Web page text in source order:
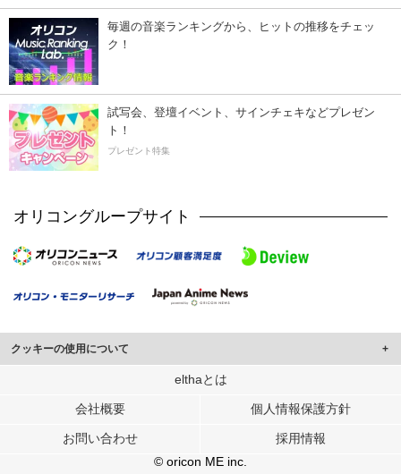
毎週の音楽ランキングから、ヒットの推移をチェッ
ク！
試写会、登壇イベント、サインチェキなどプレゼン
ト！
プレゼント特集
オリコングループサイト
クッキーの使用について
このサイトでは Cookie を使用して、ユーザーに合わせたコンテンツや広告の
行っています。
メディアや広告配信、データ解析の各パートナーに提供しています。
ユーザーが各パートナーのサービスを使用したときに収集した他の情報を組み
elthaとは
会社概要 個人情報保護方針
お問い合わせ
採用情報
© oricon ME inc.